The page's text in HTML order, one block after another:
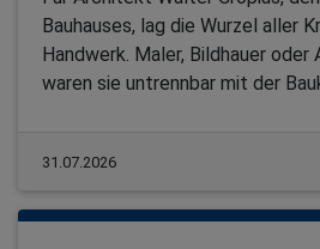
Bauhauses, lag die Wurzel aller
Handwerk. Maler, Bildhauer
waren sie untrennbar mit der
31.07.2026